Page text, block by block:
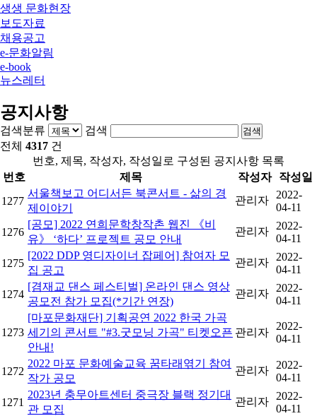
생생 문화현장
보도자료
채용공고
e-문화알림
e-book
뉴스레터
공지사항
검색분류 검색 검색
전체 4317 건
번호, 제목, 작성자, 작성일로 구성된 공지사항 목록
번호
제목 작성자
작성일
1277
서울책보고 어디서든 북콘서트 - 삶의 경
제이야기
관리자
2022-
04-11
1276
[공모] 2022 연희문학창작촌 웹진 《비
유》 ‘하다’ 프로젝트 공모 안내
관리자
2022-
04-11
1275
[2022 DDP 영디자이너 잡페어] 참여자 모
집 공고
관리자
2022-
04-11
1274
[겸재교 댄스 페스티벌] 온라인 댄스 영상
공모전 참가 모집(*기간 연장)
관리자
2022-
04-11
1273
[마포문화재단] 기획공연 2022 한국 가곡
세기의 콘서트 "#3.굿모닝 가곡" 티켓오픈
안내!
관리자
2022-
04-11
1272
2022 마포 문화예술교육 꿈타래엮기 참여
작가 공모
관리자
2022-
04-11
1271
2023년 충무아트센터 중극장 블랙 정기대
관 모집
관리자
2022-
04-11